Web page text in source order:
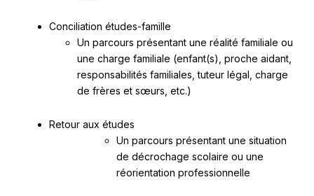
Conciliation études-famille
Un parcours présentant une réalité familiale ou
une charge familiale (enfant(s), proche aidant,
responsabilités familiales, tuteur légal, charge
de frères et sœurs, etc.)
Retour aux études
Un parcours présentant une situation
de décrochage scolaire ou une
réorientation professionnelle